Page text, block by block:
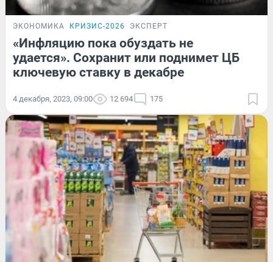
ЭКОНОМИКА КРИЗИС-2026 ЭКСПЕРТ
«Инфляцию пока обуздать не
удается». Сохранит или поднимет ЦБ
ключевую ставку в декабре
4 декабря, 2023, 09:00 12 694 175